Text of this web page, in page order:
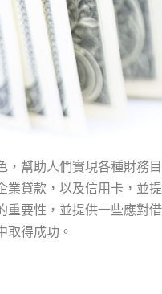
，幫助人們實現各種財務
業貸款，以及信用卡，並
重要性，並提供一些應對
取得成功。